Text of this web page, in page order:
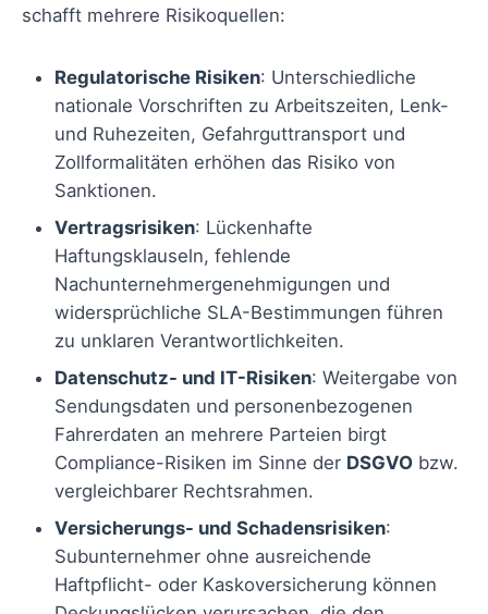
schafft mehrere Risikoquellen:
Regulatorische Risiken: Unterschiedliche
nationale Vorschriften zu Arbeitszeiten, Lenk-
und Ruhezeiten, Gefahrguttransport und
Zollformalitäten erhöhen das Risiko von
Sanktionen.
Vertragsrisiken: Lückenhafte
Haftungsklauseln, fehlende
Nachunternehmergenehmigungen und
widersprüchliche SLA-Bestimmungen führen
zu unklaren Verantwortlichkeiten.
Datenschutz- und IT-Risiken: Weitergabe von
Sendungsdaten und personenbezogenen
Fahrerdaten an mehrere Parteien birgt
Compliance-Risiken im Sinne der DSGVO bzw.
vergleichbarer Rechtsrahmen.
Versicherungs- und Schadensrisiken:
Subunternehmer ohne ausreichende
Haftpflicht- oder Kaskoversicherung können